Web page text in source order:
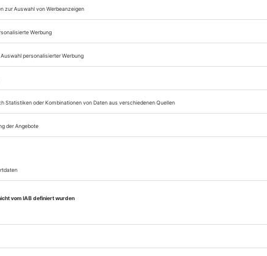
sofort nutzen
Digital-Abo testen